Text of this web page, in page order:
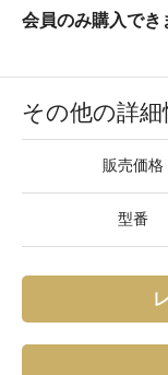
会員のみ購入でき
その他の詳細
販売価格
型番